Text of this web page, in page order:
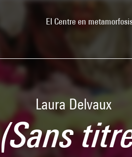
El Centre en
Laura Delvaux
(Sans